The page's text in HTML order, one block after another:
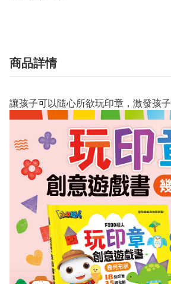
商品詳情
讓孩子可以隨心所欲玩印章，激發孩子